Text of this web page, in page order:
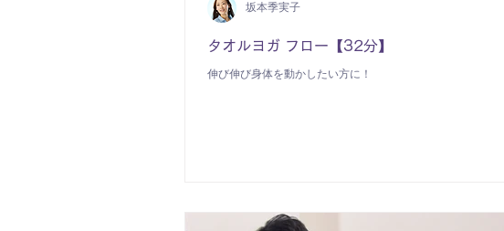
タオルヨガ フロー【32分】
伸び伸び身体を動かしたい方に！
坂本季実子